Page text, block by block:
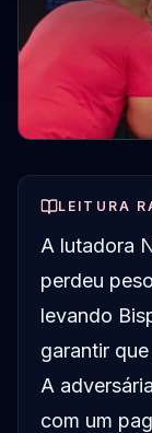
LEITURA
A lutadora
perdeu
levando
garantir
A
com um